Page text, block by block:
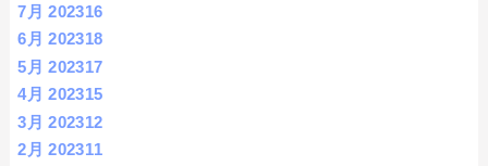
7月 202316
6月 202318
5月 202317
4月 202315
3月 202312
2月 202311